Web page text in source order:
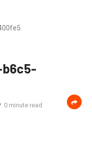
b6c5-
0 minute read